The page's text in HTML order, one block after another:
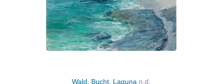
Wald, Bucht, Laguna n.d.